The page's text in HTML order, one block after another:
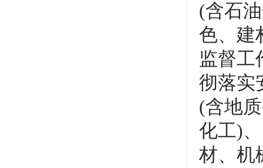
(含石
色、建
监督工
彻落实
(含地
化工)
材、机